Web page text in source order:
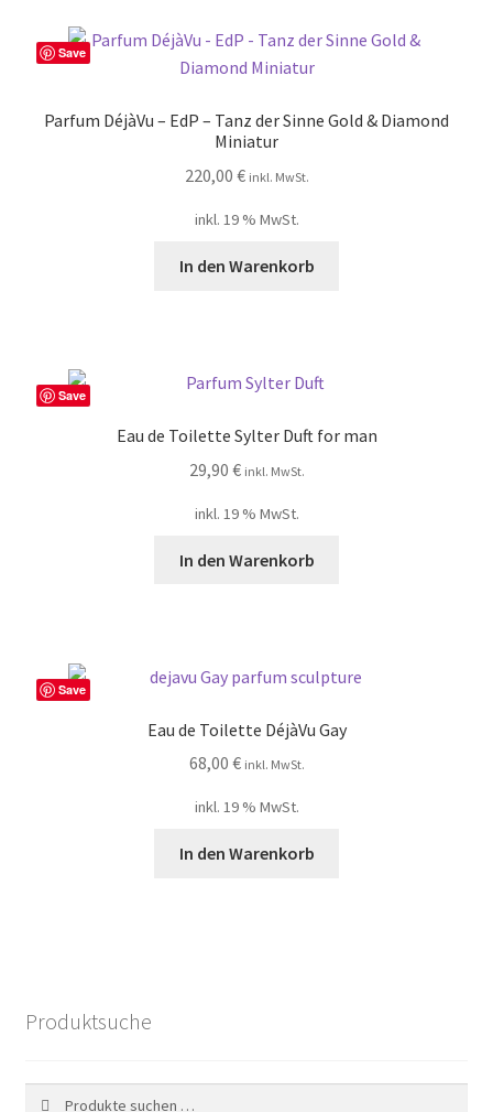
Save
Parfum DéjàVu – EdP – Tanz der Sinne Gold & Diamond
Miniatur
220,00 € inkl. MwSt.
inkl. 19 % MwSt.
In den Warenkorb
Save
Eau de Toilette Sylter Duft for man
29,90 € inkl. MwSt.
inkl. 19 % MwSt.
In den Warenkorb
Save
Eau de Toilette DéjàVu Gay
68,00 € inkl. MwSt.
inkl. 19 % MwSt.
In den Warenkorb
Produktsuche